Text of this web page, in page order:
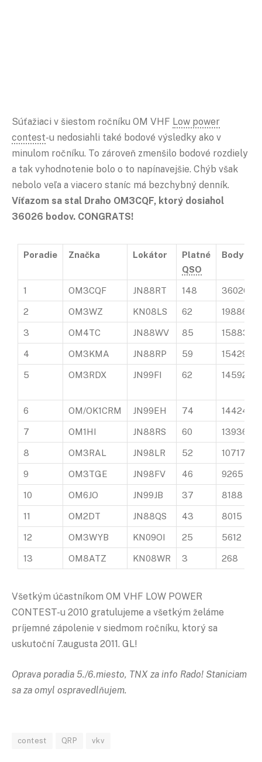
Súťažiaci v šiestom ročníku OM VHF Low power
contest-u nedosiahli také bodové výsledky ako v
minulom ročníku. To zároveň zmenšilo bodové rozdiely
a tak vyhodnotenie bolo o to napínavejšie. Chýb však
nebolo veľa a viacero staníc má bezchybný denník.
Víťazom sa stal Draho OM3CQF, ktorý dosiahol
36026 bodov. CONGRATS!
Poradie Značka Lokátor
Platné
QSO
Body
1 OM3CQF JN88RT 148 36026
2 OM3WZ KN08LS 62 19886
3 OM4TC JN88WV 85 15883
4 OM3KMA JN88RP 59 15429
5 OM3RDX JN99FI 62 14592
6 OM/OK1CRM JN99EH 74 14424
7 OM1HI JN88RS 60 13936
8 OM3RAL JN98LR 52 10717
9 OM3TGE JN98FV 46 9265
10 OM6JO JN99JB 37 8188
11 OM2DT JN88QS 43 8015
12 OM3WYB KN09OI 25 5612
13 OM8ATZ KN08WR 3 268
Všetkým účastníkom OM VHF LOW POWER
CONTEST-u 2010 gratulujeme a všetkým želáme
príjemné zápolenie v siedmom ročníku, ktorý sa
uskutoční 7.augusta 2011. GL!
Oprava poradia 5./6.miesto, TNX za info Rado! Staniciam
sa za omyl ospravedlňujem.
contest QRP vkv